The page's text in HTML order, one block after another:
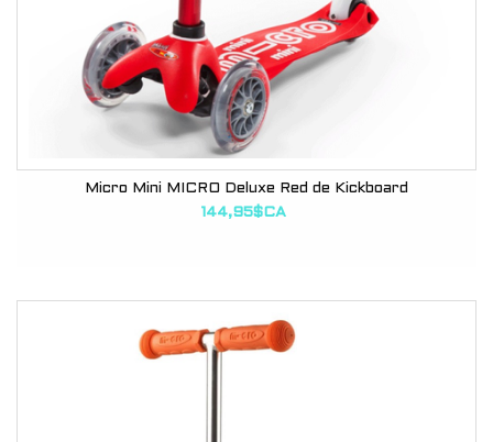
Micro Mini MICRO Deluxe Red de Kickboard
144,95$CA